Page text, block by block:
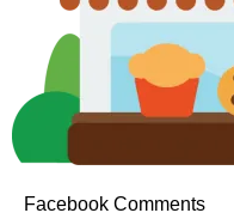
Facebook Comments